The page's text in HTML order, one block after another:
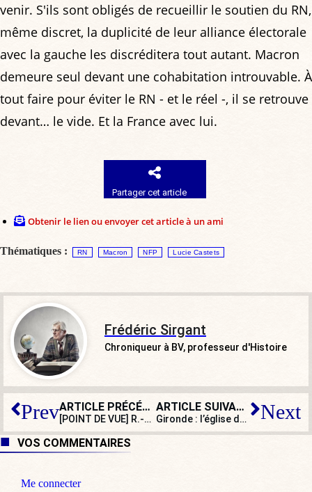
venir. S'ils sont obligés de recueillir le soutien du RN,
même discret, la duplicité de leur alliance électorale
avec la gauche les discréditera tout autant. Macron
demeure seul devant une cohabitation introuvable. À
tout faire pour éviter le RN - et le réel -, il se retrouve
devant… le vide. Et la France avec lui.
Partager cet article
Obtenir le lien ou envoyer cet article à un ami
Thématiques : RN Macron NFP Lucie Castets
Frédéric Sirgant
Chroniqueur à BV, professeur d'Histoire
Prev ARTICLE PRÉCÉDENT
[POINT DE VUE] R.-U. : répression sévère des manifestants anti-immigration
ARTICLE SUIVANT
Gironde : l’église de Lège-Cap-Ferret vandalisée et profanée Next
VOS COMMENTAIRES
Me connecter